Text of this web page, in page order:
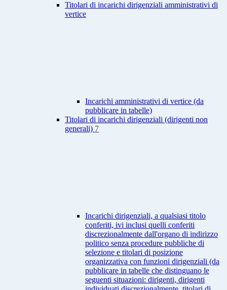
Titolari di incarichi dirigenziali amministrativi di
vertice
Incarichi amministrativi di vertice (da
pubblicare in tabelle)
Titolari di incarichi dirigenziali (dirigenti non
generali) 7
Incarichi dirigenziali, a qualsiasi titolo
conferiti, ivi inclusi quelli conferiti
discrezionalmente dall'organo di indirizzo
politico senza procedure pubbliche di
selezione e titolari di posizione
organizzativa con funzioni dirigenziali (da
pubblicare in tabelle che distinguano le
seguenti situazioni: dirigenti, dirigenti